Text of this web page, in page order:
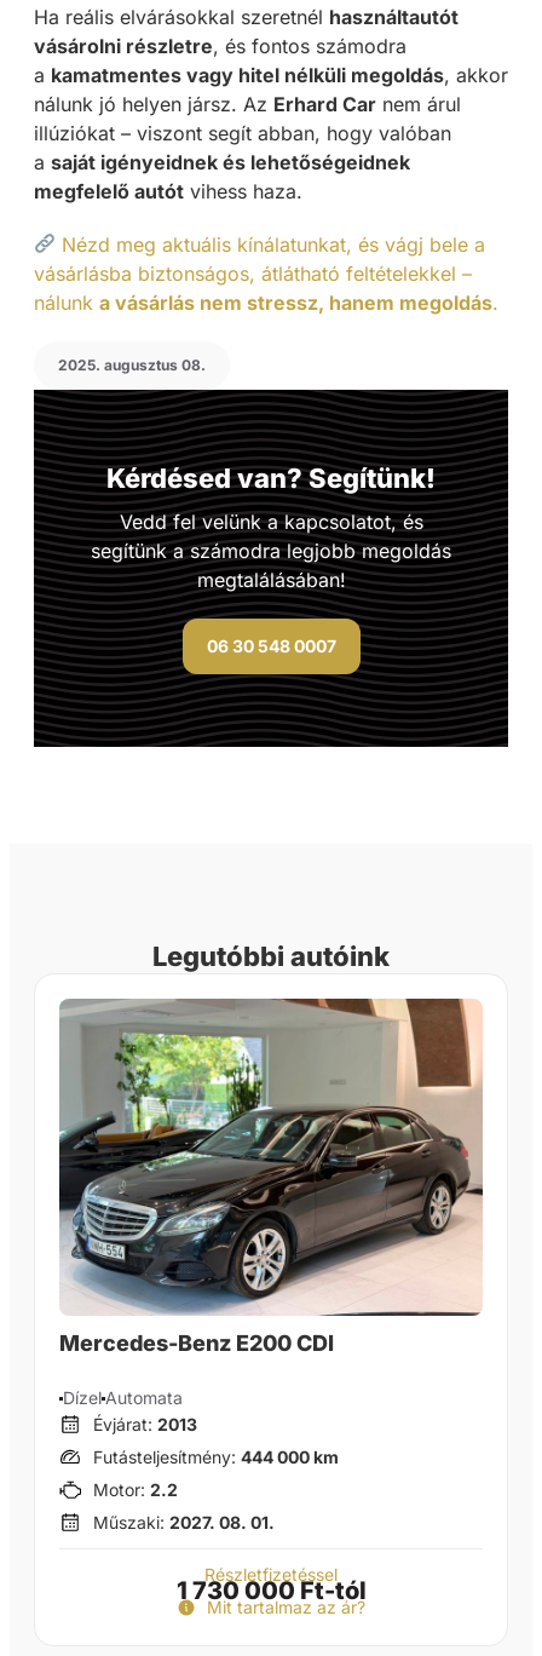
Ha reális elvárásokkal szeretnél használtautót
vásárolni részletre, és fontos számodra
a kamatmentes vagy hitel nélküli megoldás, akkor
nálunk jó helyen jársz. Az Erhard Car nem árul
illúziókat – viszont segít abban, hogy valóban
a saját igényeidnek és lehetőségeidnek
megfelelő autót vihess haza.
Nézd meg aktuális kínálatunkat, és vágj bele a
vásárlásba biztonságos, átlátható feltételekkel –
nálunk a vásárlás nem stressz, hanem megoldás.
2025. augusztus 08.
Kérdésed van? Segítünk!
Vedd fel velünk a kapcsolatot, és
segítünk a számodra legjobb megoldás
megtalálásában!
06 30 548 0007
Legutóbbi autóink
Mercedes-Benz E200 CDI
Dízel Automata
Évjárat: 2013
Futásteljesítmény: 444 000 km
Motor: 2.2
Műszaki: 2027. 08. 01.
Részletfizetéssel
1 730 000 Ft-tól
Mit tartalmaz az ár?